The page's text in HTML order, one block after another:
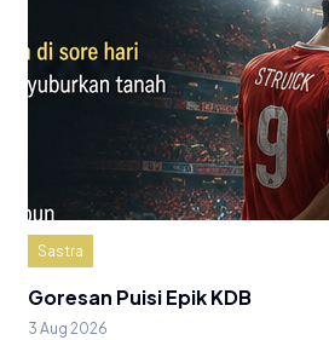
Sastra
Goresan Puisi Epik KDB
3 Aug 2026